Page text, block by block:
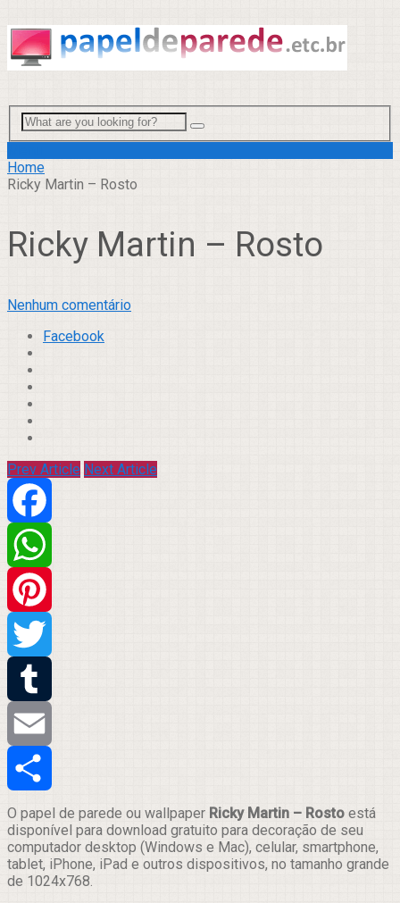
Home
Ricky Martin – Rosto
Ricky Martin – Rosto
Nenhum comentário
Facebook
Prev Article Next Article
Facebook
WhatsApp
Pinterest
Twitter
Tumblr
Email
Compartilhar
O papel de parede ou wallpaper Ricky Martin – Rosto está
disponível para download gratuito para decoração de seu
computador desktop (Windows e Mac), celular, smartphone,
tablet, iPhone, iPad e outros dispositivos, no tamanho grande
de 1024x768.